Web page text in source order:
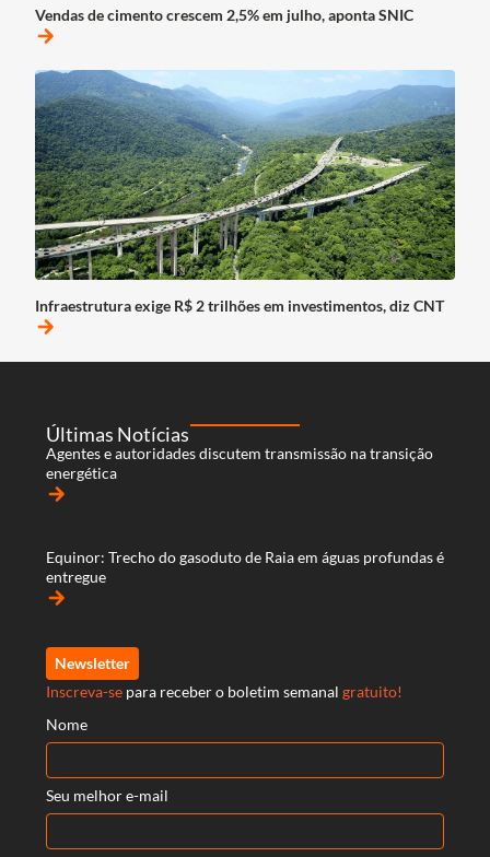
Vendas de cimento crescem 2,5% em julho, aponta SNIC
arrow_forward
Infraestrutura exige R$ 2 trilhões em investimentos, diz CNT
arrow_forward
Últimas Notícias
Agentes e autoridades discutem transmissão na transição
energética
arrow_forward
Equinor: Trecho do gasoduto de Raia em águas profundas é
entregue
arrow_forward
Newsletter
Inscreva-se para receber o boletim semanal gratuito!
Nome
Seu melhor e-mail